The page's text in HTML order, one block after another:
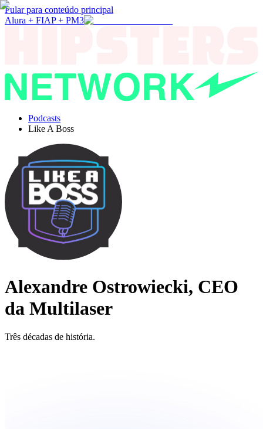
Pular para conteúdo principal
Alura + FIAP + PM3
Podcasts
Like A Boss
Alexandre Ostrowiecki, CEO
da Multilaser
Três décadas de história.